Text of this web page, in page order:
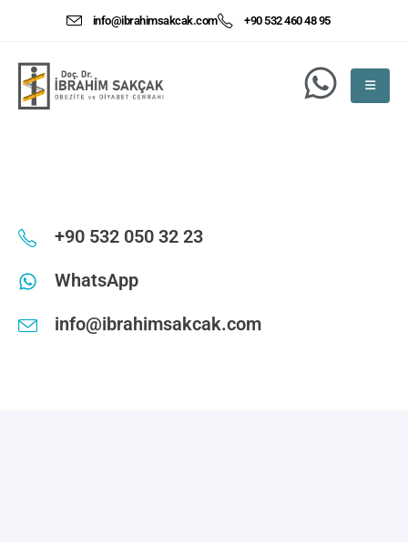
info@ibrahimsakcak.com +90 532 460 48 95
+90 532 050 32 23
WhatsApp
info@ibrahimsakcak.com